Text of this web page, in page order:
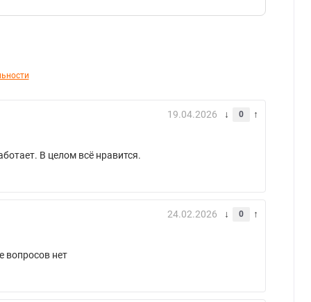
19.04.2026 0
В целом всё нравится.
24.02.2026 0
вопросов нет